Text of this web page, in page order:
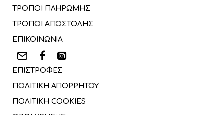
ΤΡΟΠΟΙ ΠΛΗΡΩΜΗΣ
ΤΡΟΠΟΙ ΑΠΟΣΤΟΛΗΣ
ΕΠΙΚΟΙΝΩΝΙΑ
ΕΠΙΣΤΡΟΦΕΣ
ΠΟΛΙΤΙΚΗ ΑΠΟΡΡΗΤΟΥ
ΠΟΛΙΤΙΚΗ COOKIES